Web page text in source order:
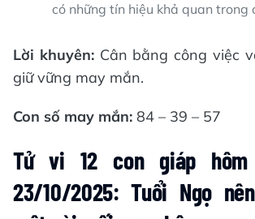
có những tín hiệu khả quan trong
Lời khuyên:Cân bằng công việc
giữ vững may mắn.
Con số may mắn: 84 – 39 – 57
Tử vi 12 con giáp
23/10/2025: Tuổi Ngọ